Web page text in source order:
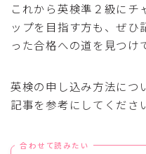
メディア運営
プロフィール
人気記事ランキング
これから英検準２級にチ
ップを目指す方も、ぜひ
った合格への道を見つけ
英検の申し込み方法につ
記事を参考にしてくださ
合わせて読みたい